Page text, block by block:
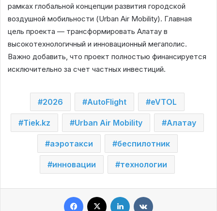
рамках глобальной концепции развития городской
воздушной мобильности (Urban Air Mobility). Главная
цель проекта — трансформировать Алатау в
высокотехнологичный и инновационный мегаполис.
Важно добавить, что проект полностью финансируется
исключительно за счет частных инвестиций.
2026 AutoFlight eVTOL
Tiek.kz Urban Air Mobility Алатау
аэротакси беспилотник
инновации технологии